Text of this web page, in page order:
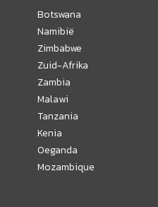
Botswana
Namibië
Zimbabwe
Zuid-Afrika
Zambia
Malawi
Tanzania
Kenia
Oeganda
Mozambique